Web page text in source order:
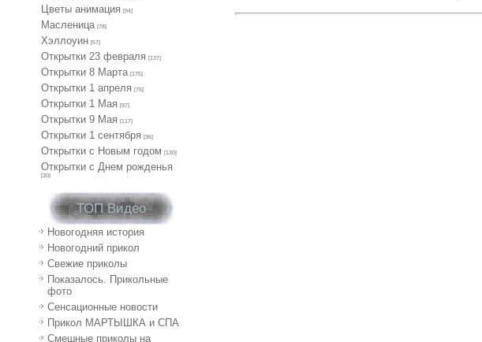
Цветы анимация [94]
Масленица [78]
Хэллоуин [57]
Открытки 23 февраля [137]
Открытки 8 Марта [175]
Открытки 1 апреля [75]
Открытки 1 Мая [97]
Открытки 9 Мая [117]
Открытки 1 сентября [36]
Открытки с Новым годом [130]
Открытки с Днем рожденья
[30]
ТОП Видео
Новогодняя история
Новогодний прикол
Свежие приколы
Показалось. Прикольные
фото
Сенсационные новости
Прикол МАРТЫШКА и СПА
Смешные приколы на